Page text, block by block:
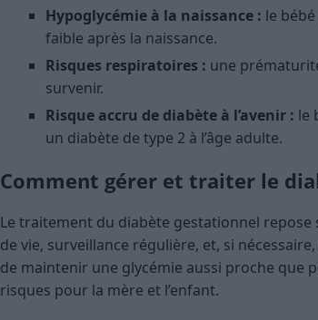
Hypoglycémie à la naissance : le
faible après la naissance.
Risques respiratoires : une
survenir.
Risque accru de diabète à l’avenir : le
un diabète de type 2 à l’âge adulte.
Comment gérer et traiter le
Le traitement du diabète gestationnel
de vie, surveillance régulière, et, si
de maintenir une glycémie aussi proche que
risques pour la mère et l’enfant.